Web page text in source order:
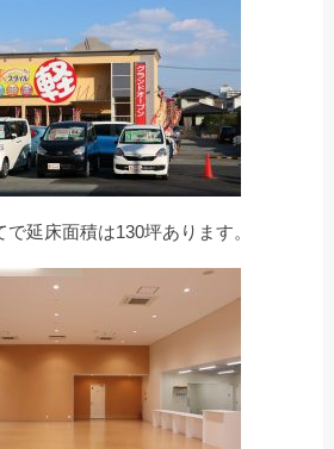
延床面積は130坪あります。